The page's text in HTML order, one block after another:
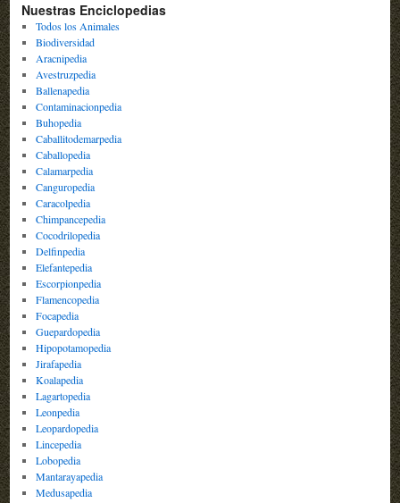
Nuestras Enciclopedias
Todos los Animales
Biodiversidad
Aracnipedia
Avestruzpedia
Ballenapedia
Contaminacionpedia
Buhopedia
Caballitodemarpedia
Caballopedia
Calamarpedia
Canguropedia
Caracolpedia
Chimpancepedia
Cocodrilopedia
Delfinpedia
Elefantepedia
Escorpionpedia
Flamencopedia
Focapedia
Guepardopedia
Hipopotamopedia
Jirafapedia
Koalapedia
Lagartopedia
Leonpedia
Leopardopedia
Lincepedia
Lobopedia
Mantarayapedia
Medusapedia